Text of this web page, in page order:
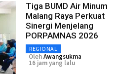
Tiga BUMD Air Minum
Malang Raya Perkuat
Sinergi Menjelang
PORPAMNAS 2026
REGIONAL
OlehAwangsukma
16 jam yang lalu